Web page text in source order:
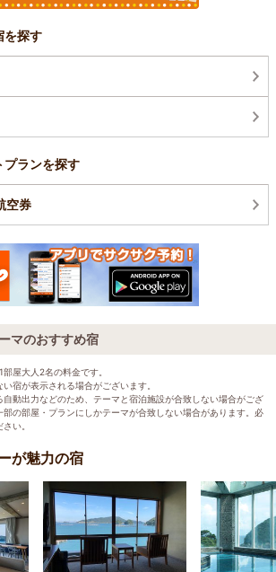
を探す
プランを探す
空券
マのおすすめ宿
屋大人2名の料金です。
宿が表示される場合がございます。
動出力などのため、テーマと宿泊施設が合致しない場合がござ
の部屋・プランにしかテーマが合致しない場合があります。必
い。
が魅力の宿